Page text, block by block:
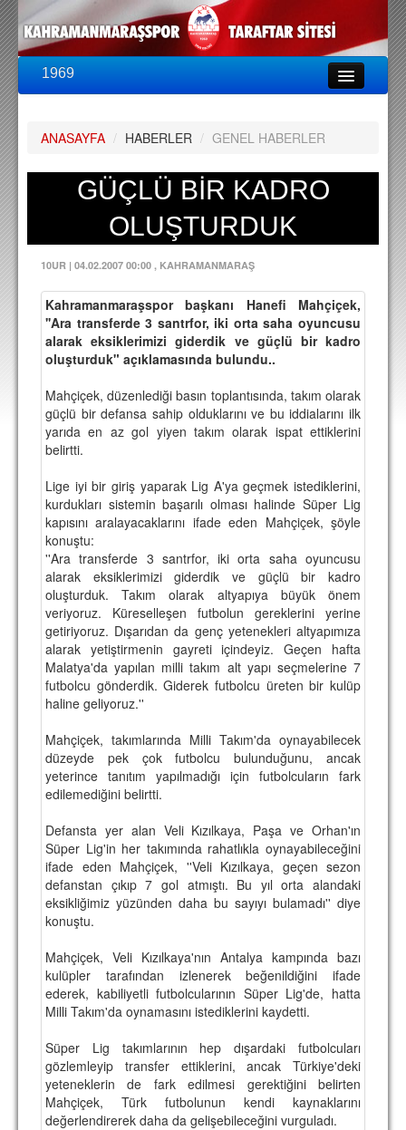
1969
PUAN DURUMU
FİKSTÜR
A TAKIM KADROSU
TEKNİK KADRO
TRANSFERLER
TARAFTAR
DEPLASMAN
LİSANSLI ÜRÜNLER
MULTİMEDYA
FOTOĞRAF & VİDEOLAR
MARŞ & TEZAHÜRATLAR
KULÜP
AMBLEM
SPOR TESİSLERİ
YÖNETİM KURULU
SPONSORLAR
TARİHÇE
TARİHİ BAŞARILAR
BASINDAN
KUPA MAÇLARI
ESKİ HOCALAR
HAKKIMIZDA
MİSYON
HAKKIMIZDA
İRTİBAT
ANASAYFA / HABERLER / GENEL HABERLER
GÜÇLÜ BİR KADRO
OLUŞTURDUK
10UR | 04.02.2007 00:00 , KAHRAMANMARAŞ
Kahramanmaraşspor başkanı Hanefi Mahçiçek,
''Ara transferde 3 santrfor, iki orta saha oyuncusu
alarak eksiklerimizi giderdik ve güçlü bir kadro
oluşturduk" açıklamasında bulundu..
Mahçiçek, düzenlediği basın toplantısında, takım olarak
güçlü bir defansa sahip olduklarını ve bu iddialarını ilk
yarıda en az gol yiyen takım olarak ispat ettiklerini
belirtti.
Lige iyi bir giriş yaparak Lig A'ya geçmek istediklerini,
kurdukları sistemin başarılı olması halinde Süper Lig
kapısını aralayacaklarını ifade eden Mahçiçek, şöyle
konuştu:
''Ara transferde 3 santrfor, iki orta saha oyuncusu
alarak eksiklerimizi giderdik ve güçlü bir kadro
oluşturduk. Takım olarak altyapıya büyük önem
veriyoruz. Küreselleşen futbolun gereklerini yerine
getiriyoruz. Dışarıdan da genç yetenekleri altyapımıza
alarak yetiştirmenin gayreti içindeyiz. Geçen hafta
Malatya'da yapılan milli takım alt yapı seçmelerine 7
futbolcu gönderdik. Giderek futbolcu üreten bir kulüp
haline geliyoruz.''
Mahçiçek, takımlarında Milli Takım'da oynayabilecek
düzeyde pek çok futbolcu bulunduğunu, ancak
yeterince tanıtım yapılmadığı için futbolcuların fark
edilemediğini belirtti.
Defansta yer alan Veli Kızılkaya, Paşa ve Orhan'ın
Süper Lig'in her takımında rahatlıkla oynayabileceğini
ifade eden Mahçiçek, ''Veli Kızılkaya, geçen sezon
defanstan çıkıp 7 gol atmıştı. Bu yıl orta alandaki
eksikliğimiz yüzünden daha bu sayıyı bulamadı'' diye
konuştu.
Mahçiçek, Veli Kızılkaya'nın Antalya kampında bazı
kulüpler tarafından izlenerek beğenildiğini ifade
ederek, kabiliyetli futbolcularının Süper Lig'de, hatta
Milli Takım'da oynamasını istediklerini kaydetti.
Süper Lig takımlarının hep dışardaki futbolcuları
gözlemleyip transfer ettiklerini, ancak Türkiye'deki
yeteneklerin de fark edilmesi gerektiğini belirten
Mahçiçek, Türk futbolunun kendi kaynaklarını
değerlendirerek daha da gelişebileceğini vurguladı.